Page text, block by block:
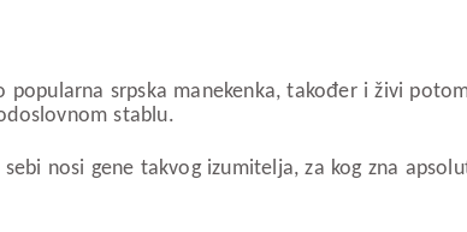
srpska manekenka, također i živi
stablu.
nosi gene takvog izumitelja, za kog zna